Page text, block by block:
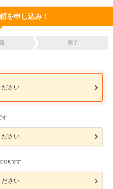
を申し込み！
完了
ださい
す
ださい
OKです
ださい